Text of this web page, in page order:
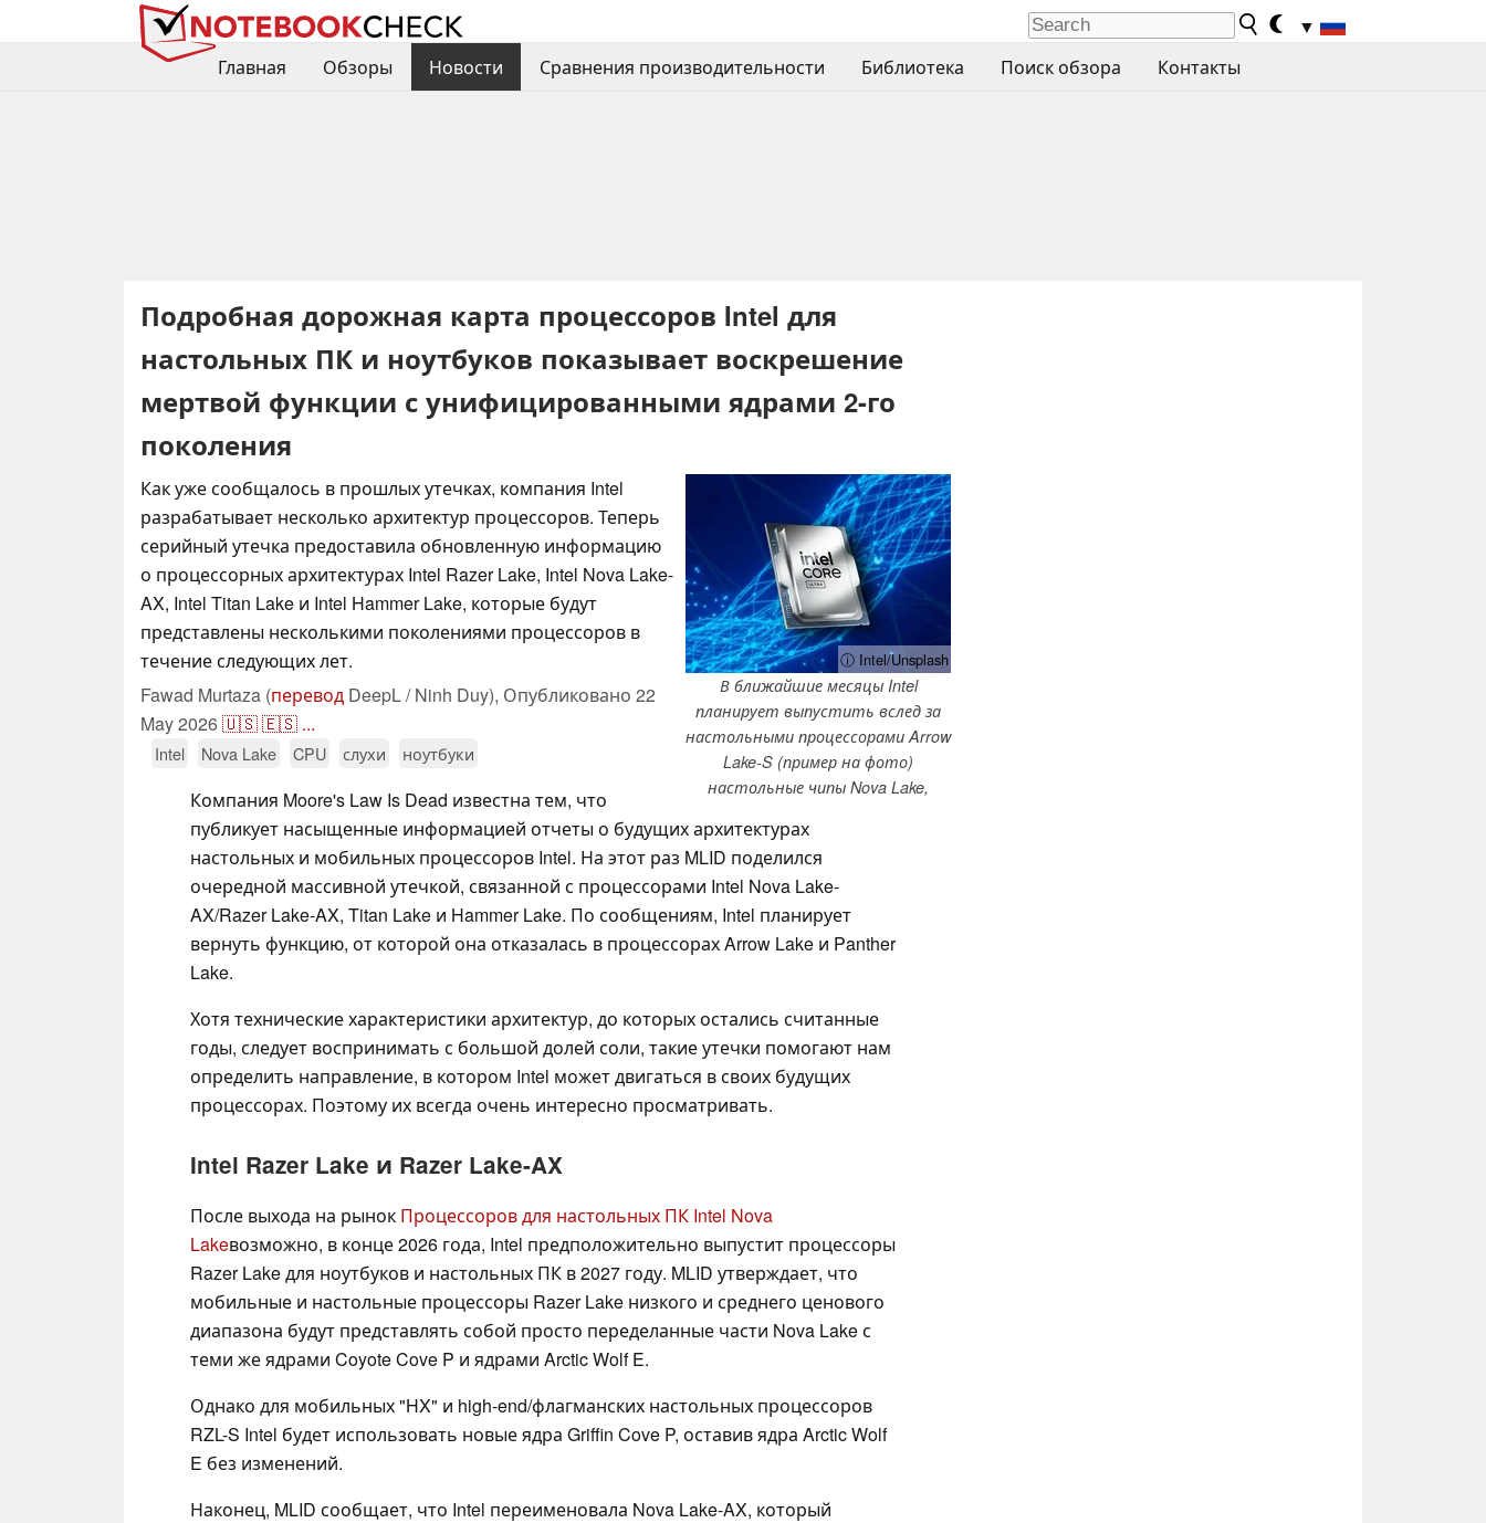
▼
Главная
Обзоры Новости Сравнения производительности Библиотека Поиск обзора Контакты
Подробная дорожная карта процессоров Intel для
настольных ПК и ноутбуков показывает воскрешение
мертвой функции с унифицированными ядрами 2-го
поколения
ⓘ Intel/Unsplash
В ближайшие месяцы Intel
планирует выпустить вслед за
настольными процессорами Arrow
Lake-S (пример на фото)
настольные чипы Nova Lake,
Как уже сообщалось в прошлых утечках, компания Intel
разрабатывает несколько архитектур процессоров. Теперь
серийный утечка предоставила обновленную информацию
о процессорных архитектурах Intel Razer Lake, Intel Nova Lake-
AX, Intel Titan Lake и Intel Hammer Lake, которые будут
представлены несколькими поколениями процессоров в
течение следующих лет.
Fawad Murtaza (перевод DeepL / Ninh Duy), Опубликовано 22
May 2026🇺🇸🇪🇸 ...
Intel Nova Lake CPU слухи ноутбуки
Компания Moore's Law Is Dead известна тем, что
публикует насыщенные информацией отчеты о будущих архитектурах
настольных и мобильных процессоров Intel. На этот раз MLID поделился
очередной массивной утечкой, связанной с процессорами Intel Nova Lake-
AX/Razer Lake-AX, Titan Lake и Hammer Lake. По сообщениям, Intel планирует
вернуть функцию, от которой она отказалась в процессорах Arrow Lake и Panther
Lake.
Хотя технические характеристики архитектур, до которых остались считанные
годы, следует воспринимать с большой долей соли, такие утечки помогают нам
определить направление, в котором Intel может двигаться в своих будущих
процессорах. Поэтому их всегда очень интересно просматривать.
Intel Razer Lake и Razer Lake-AX
После выхода на рынок Процессоров для настольных ПК Intel Nova
Lakeвозможно, в конце 2026 года, Intel предположительно выпустит процессоры
Razer Lake для ноутбуков и настольных ПК в 2027 году. MLID утверждает, что
мобильные и настольные процессоры Razer Lake низкого и среднего ценового
диапазона будут представлять собой просто переделанные части Nova Lake с
теми же ядрами Coyote Cove P и ядрами Arctic Wolf E.
Однако для мобильных "HX" и high-end/флагманских настольных процессоров
RZL-S Intel будет использовать новые ядра Griffin Cove P, оставив ядра Arctic Wolf
E без изменений.
Наконец, MLID сообщает, что Intel переименовала Nova Lake-AX, который